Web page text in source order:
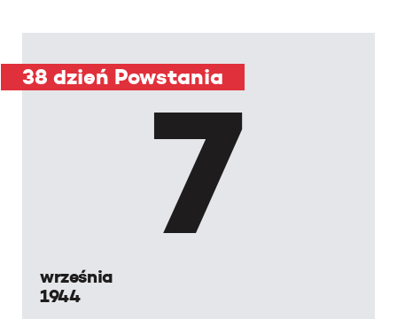
38 dzień Powstania
7
września
1944